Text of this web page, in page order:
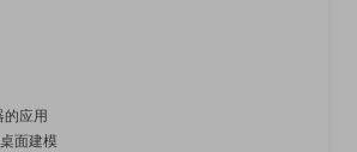
应用
面建模